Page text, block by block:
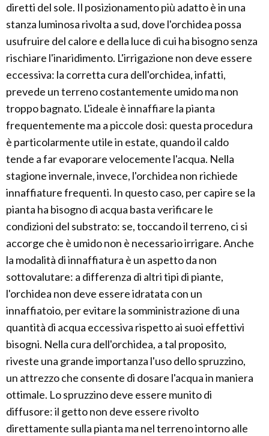
diretti del sole. Il posizionamento più adatto è in una
stanza luminosa rivolta a sud, dove l'orchidea possa
usufruire del calore e della luce di cui ha bisogno senza
rischiare l'inaridimento. L'irrigazione non deve essere
eccessiva: la corretta cura dell'orchidea, infatti,
prevede un terreno costantemente umido ma non
troppo bagnato. L'ideale è innaffiare la pianta
frequentemente ma a piccole dosi: questa procedura
è particolarmente utile in estate, quando il caldo
tende a far evaporare velocemente l'acqua. Nella
stagione invernale, invece, l'orchidea non richiede
innaffiature frequenti. In questo caso, per capire se la
pianta ha bisogno di acqua basta verificare le
condizioni del substrato: se, toccando il terreno, ci si
accorge che è umido non è necessario irrigare. Anche
la modalità di innaffiatura è un aspetto da non
sottovalutare: a differenza di altri tipi di piante,
l'orchidea non deve essere idratata con un
innaffiatoio, per evitare la somministrazione di una
quantità di acqua eccessiva rispetto ai suoi effettivi
bisogni. Nella cura dell'orchidea, a tal proposito,
riveste una grande importanza l'uso dello spruzzino,
un attrezzo che consente di dosare l'acqua in maniera
ottimale. Lo spruzzino deve essere munito di
diffusore: il getto non deve essere rivolto
direttamente sulla pianta ma nel terreno intorno alle